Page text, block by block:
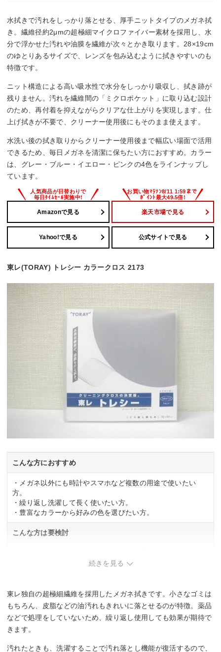
水拭きで汚れをしっかり落とせる、厚手ニットタイプのメガネ拭
き。繊維径約2μmの超極細マイクロファイバー素材を採用し、水
分で浮かせた汚れや油膜を繊維が次々とかき取ります。28×19cm
のゆとりあるサイズで、レンズを包み込むように拭きやすいのも
特徴です。
ニット構造による高い吸水性で水分をしっかり吸収し、拭き跡が
残りません。汚れを繊維間の「ミクロポケット」に取り込む設計
のため、再付着を抑えながらクリアな仕上がりを実現します。仕
上げ拭きが不要で、クリーナー使用後にもそのまま使えます。
水洗い後の拭き取りからクリーナー使用後まで幅広い場面で活用
できるため、毎日メガネを清潔に保ちたい方におすすめ。カラー
は、グレー・ブルー・イエロー・ピンクの4色をラインナップし
ています。
Amazonで見る 楽天市場で見る
Yahoo!で見る 公式サイトで見る
東レ(TORAY) トレシー カラークロス 2173
こんな方におすすめ
・メガネ以外にも時計やスマホなど複数の用途で使いたい
方。
・繰り返し洗濯して長く使いたい方。
・豊富なカラーから好みの色を選びたい方。
こんな方は要検討
続きを見る
東レ独自の超極細繊維を採用したメガネ拭きです。小さなゴミは
もちろん、皮脂などの油汚れもきれいに落とせるのが特徴。薬品
などで処理をしていないため、繰り返し使用しても効果が期待で
きます。
汚れたときも、洗濯することで汚れ落とし機能が復活するので、